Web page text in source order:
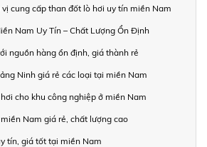
cung cấp than đốt lò hơi uy tín miền Nam
Nam Uy Tín – Chất Lượng Ổn Định
nguồn hàng ổn định, giá thành rẻ
Ninh giá rẻ các loại tại miền Nam
cho khu công nghiệp ở miền Nam
Nam giá rẻ, chất lượng cao
tín, giá tốt tại miền Nam